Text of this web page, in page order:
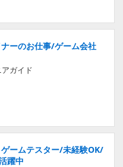
ーのお仕事/ゲーム会社
ガイド
ゲームテスター/未経験OK/
躍中